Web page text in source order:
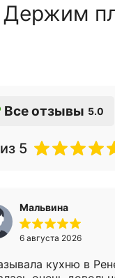
Держим
Все отзывы 5.0
из 5
Мальвина
6 августа 2026
кухню в